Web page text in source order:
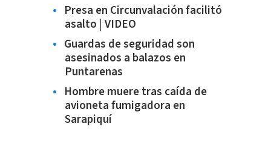
Presa en Circunvalación facilitó
asalto | VIDEO
Guardas de seguridad son
asesinados a balazos en
Puntarenas
Hombre muere tras caída de
avioneta fumigadora en
Sarapiquí